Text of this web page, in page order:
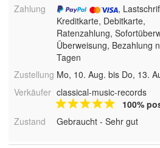
Zahlung
,
Kreditkarte, Debitkarte,
Ratenzahlung,
Überweisung, Bezahlung
Tagen
Zustellung Mo, 10. Aug. bis Do, 13.
Verkäufer classical-music-records
100%
Zustand
Gebraucht - Sehr gut